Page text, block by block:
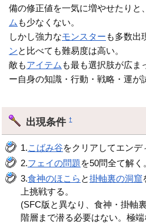
備の修正値を一気に増やせたりと
ム も少なくない。
しかし強力なモンスターも多数出
ンと比べても難易度は高い。
敵もアイテム も最も選択肢が広ま
ー自身の知識・行動・戦略・運が
出現条件†
1.こばみ谷をクリアしてエンデ
2.フェイの問題 を50問全て解く
3.食神のほこら と掛軸裏の洞窟
上挑戦する。
(SFC版と異なり、食神・掛軸
階層まで潜る必要はない。極